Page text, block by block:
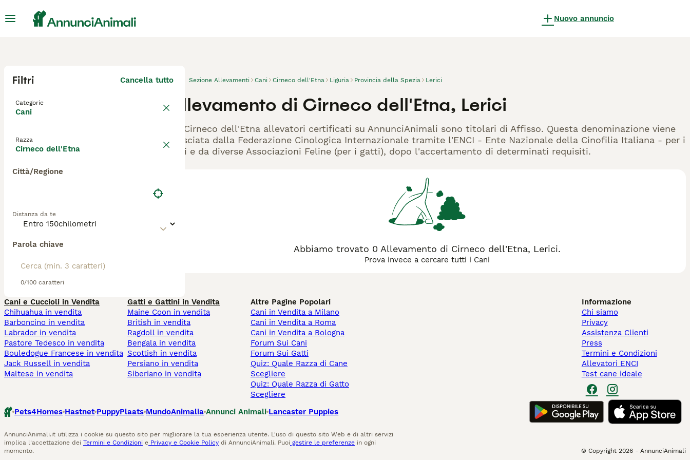
Nuovo annuncio
Filtri Cancella tutto
Categorie
Cani
Razza
Cirneco dell'Etna
Città/Regione
Distanza da te
Parola chiave
0/100 caratteri
Sezione Allevamenti Cani Cirneco dell'Etna Liguria Provincia della Spezia Lerici
Allevamento di Cirneco dell'Etna, Lerici
Gli Cirneco dell'Etna allevatori certificati su AnnunciAnimali sono titolari di Affisso. Questa denominazione viene
rilasciata dalla Federazione Cinologica Internazionale tramite l'ENCI - Ente Nazionale della Cinofilia Italiana - per i
cani e da diverse Associazioni Feline (per i gatti), dopo l'accertamento di determinati requisiti.
Abbiamo trovato 0 Allevamento di Cirneco dell'Etna, Lerici.
Prova invece a cercare tutti i Cani
Cani e Cuccioli in Vendita
Chihuahua in vendita
Barboncino in vendita
Labrador in vendita
Pastore Tedesco in vendita
Bouledogue Francese in vendita
Jack Russell in vendita
Maltese in vendita
Gatti e Gattini in Vendita
Maine Coon in vendita
British in vendita
Ragdoll in vendita
Bengala in vendita
Scottish in vendita
Persiano in vendita
Siberiano in vendita
Altre Pagine Popolari
Cani in Vendita a Milano
Cani in Vendita a Roma
Cani in Vendita a Bologna
Forum Sui Cani
Forum Sui Gatti
Quiz: Quale Razza di Cane
Scegliere
Quiz: Quale Razza di Gatto
Scegliere
Informazione
Chi siamo
Privacy
Assistenza Clienti
Press
Termini e Condizioni
Allevatori ENCI
Test cane ideale
Pets4Homes Hastnet PuppyPlaats MundoAnimalia Annunci Animali Lancaster Puppies
AnnunciAnimali.it utilizza i cookie su questo sito per migliorare la tua esperienza utente. L'uso di questo sito Web e di altri servizi
implica l'accettazione dei Termini e Condizioni e Privacy e Cookie Policy di AnnunciAnimali. Puoi gestire le preferenze in ogni
momento.
© Copyright 2026 - AnnunciAnimali